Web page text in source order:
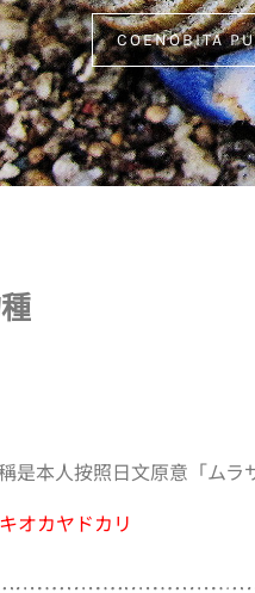
COENOBITA
是本人按照日文原意「ムラ
オカヤドカリ